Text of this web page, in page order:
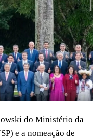
do Ministério da
e a nomeação de